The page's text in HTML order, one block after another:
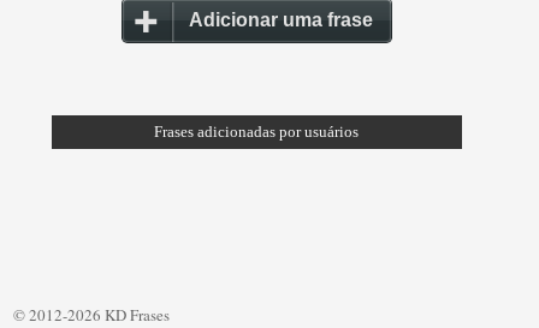
Adicionar uma frase
Frases adicionadas por usuários
© 2012-2026 KD Frases